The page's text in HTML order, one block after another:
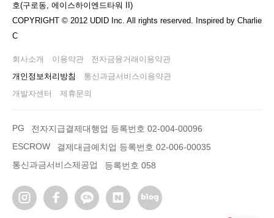
호(구로동, 에이스하이엔드타워 II)
COPYRIGHT © 2012 UDID Inc. All rights reserved. Inspired by Charlie
C
회사소개 이용약관 전자금융거래이용약관
개인정보처리방침 통신과금서비스이용약관
개발자센터 제휴문의
PG
전자지급결제대행업 등록번호 02-004-00096
ESCROW
결제대금예치업 등록번호 02-006-00035
통신과금서비스제공업
등록번호 058